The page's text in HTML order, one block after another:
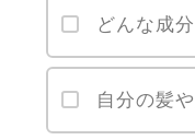
どんな成
自分の髪